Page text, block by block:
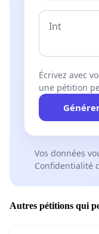
Écrivez avec
une pétition
Vos données
Confidentialité
Autres pétitions qui